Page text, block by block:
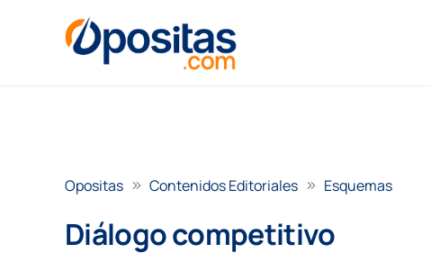
Opositas Contenidos Editoriales Esquemas
Diálogo competitivo